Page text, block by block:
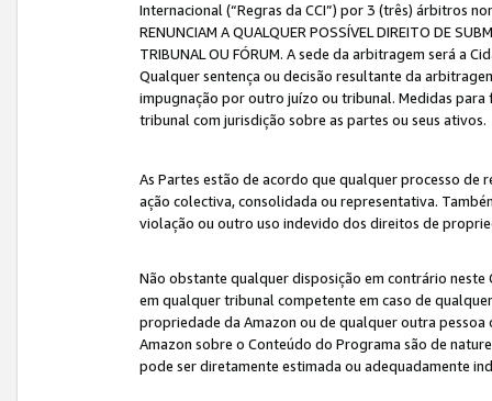
Internacional (“Regras da CCI”) por 3 (três) árbitros
RENUNCIAM A QUALQUER POSSÍVEL DIREITO DE
TRIBUNAL OU FÓRUM. A sede da arbitragem será a
Qualquer sentença ou decisão resultante da
impugnação por outro juízo ou tribunal. Medidas
tribunal com jurisdição sobre as partes ou seus ativos.
As Partes estão de acordo que qualquer processo
ação colectiva, consolidada ou representativa.
violação ou outro uso indevido dos direitos de
Não obstante qualquer disposição em contrário
em qualquer tribunal competente em caso de
propriedade da Amazon ou de qualquer outra
Amazon sobre o Conteúdo do Programa são de
pode ser diretamente estimada ou adequadamente